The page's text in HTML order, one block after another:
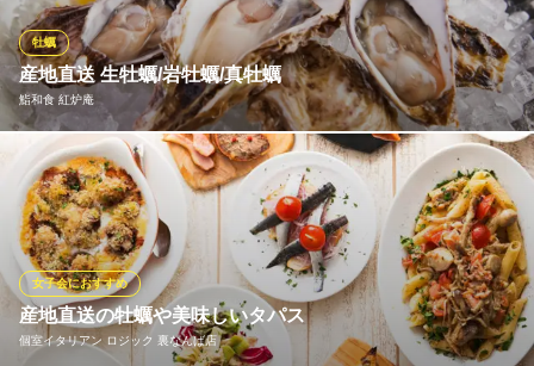
かき小屋ランドリー 裏なんば本店
牡蠣の食べ放題が人気！
大阪メトロ御堂筋線なんば駅 徒歩6分
大阪府大阪市中央区日本橋2-7-25
産地直送 生牡蠣/岩牡蠣/真牡蠣
鮨和食 紅炉庵
牡蠣
・北海道 知内 ・オーストラリア産コフィンベイ ・北海道 仙鳳
趾 ・兵庫県 たつのスペシャルズ ・煮牡蠣 ・牡蠣なめろう ・
坂越産焼き牡蠣 ・広島産 牡蠣フライ ～いぶりがっこのタルタル
～
鮨和食 紅炉庵
和食 寿司 鮨 天ぷら
大阪メトロ御堂筋線なんば駅12番出口 徒歩1分
産地直送の牡蠣や美味しいタパス
個室イタリアン ロジック 裏なんば店
女子会におすすめ